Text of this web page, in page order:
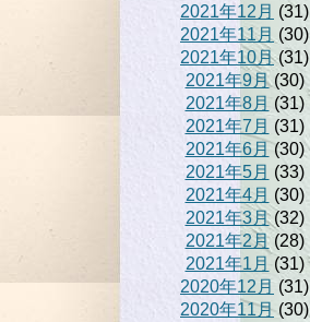
2021年12月 (31)
2021年11月 (30)
2021年10月(31)
2021年9月(30)
2021年8月 (31)
2021年7月 (31)
2021年6月 (30)
2021年5月 (33)
2021年4月 (30)
2021年3月(32)
2021年2月(28)
2021年1月 (31)
2020年12月 (31)
2020年11月 (30)